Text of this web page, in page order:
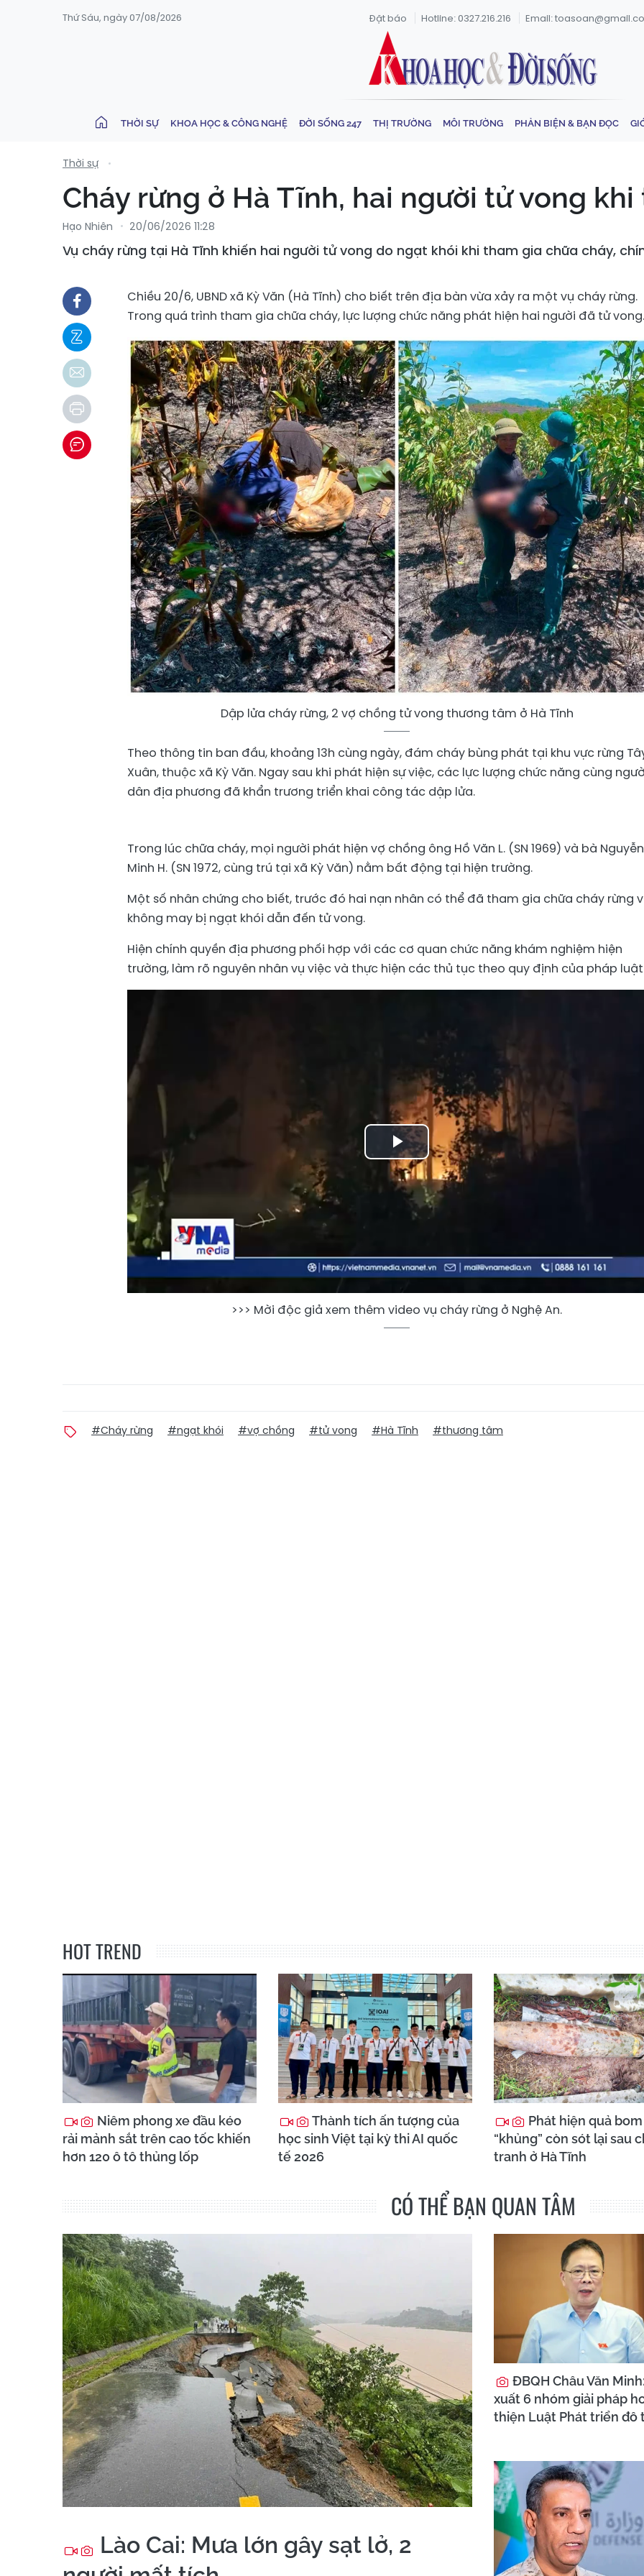
Thứ Sáu, ngày 07/08/2026 Đặt báo Hotline: 0327.216.216 Email:
THỜI SỰ KHOA HỌC & CÔNG NGHỆ ĐỜI SỐNG 247 THỊ TRƯỜNG MÔI TRƯỜNG PHẢN BIỆN & BẠN ĐỌC
Thời sự
Cháy rừng ở Hà Tĩnh, hai người tử vong
Hạo Nhiên 20/06/2026 11:28
Vụ cháy rừng tại Hà Tĩnh khiến hai người tử vong do ngạt khói khi tham gia chữa cháy,
Chiều 20/6, UBND xã Kỳ Văn (Hà Tĩnh) cho biết trên địa bàn vừa xảy ra một vụ cháy rừng.
Trong quá trình tham gia chữa cháy, lực lượng chức năng phát hiện hai người đã tử vong.
Dập lửa cháy rừng, 2 vợ chồng tử vong thương tâm ở Hà Tĩnh
Theo thông tin ban đầu, khoảng 13h cùng ngày, đám cháy bùng phát tại khu vực rừng
Xuân, thuộc xã Kỳ Văn. Ngay sau khi phát hiện sự việc, các lực lượng chức năng cùng
dân địa phương đã khẩn trương triển khai công tác dập lửa.
Trong lúc chữa cháy, mọi người phát hiện vợ chồng ông Hồ Văn L. (SN 1969) và bà
Minh H. (SN 1972, cùng trú tại xã Kỳ Văn) nằm bất động tại hiện trường.
Một số nhân chứng cho biết, trước đó hai nạn nhân có thể đã tham gia chữa cháy rừng
không may bị ngạt khói dẫn đến tử vong.
Hiện chính quyền địa phương phối hợp với các cơ quan chức năng khám nghiệm hiện
trường, làm rõ nguyên nhân vụ việc và thực hiện các thủ tục theo quy định của pháp
Play
Video
>>> Mời độc giả xem thêm video vụ cháy rừng ở Nghệ An.
#Cháy rừng #ngạt khói #vợ chồng #tử vong #Hà Tĩnh #thương tâm
HOT TREND
Niêm phong xe đầu kéo
rải mảnh sắt trên cao tốc khiến
hơn 120 ô tô thủng lốp
Thành tích ấn tượng của
học sinh Việt tại kỳ thi AI quốc
tế 2026
Phát hiện quả bom
“khủng” còn sót lại sau
tranh ở Hà Tĩnh
CÓ THỂ BẠN QUAN TÂM
Lào Cai: Mưa lớn gây sạt lở, 2
ĐBQH Châu Văn
xuất 6 nhóm giải pháp
thiện Luật Phát triển đô